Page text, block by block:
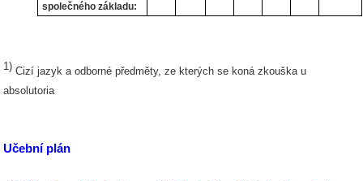
společného základu:
1) Cizí jazyk a odborné předměty, ze kterých se koná zkouška u
absolutoria
Učební plán